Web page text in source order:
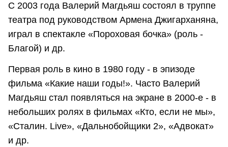
С 2003 года Валерий Магдьяш состоял в труппе
театра под руководством Армена Джигарханяна,
играл в спектакле «Пороховая бочка» (роль -
Благой) и др.
Первая роль в кино в 1980 году - в эпизоде
фильма «Какие наши годы!». Часто Валерий
Магдьяш стал появляться на экране в 2000-е - в
небольших ролях в фильмах «Кто, если не мы»,
«Сталин. Live», «Дальнобойщики 2», «Адвокат»
и др.